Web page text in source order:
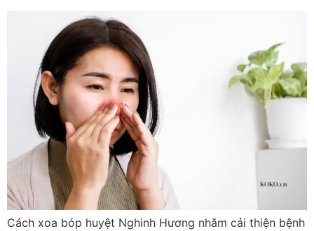
Cách xoa bóp huyệt Nghinh Hương nhằm cải thiện bệnh